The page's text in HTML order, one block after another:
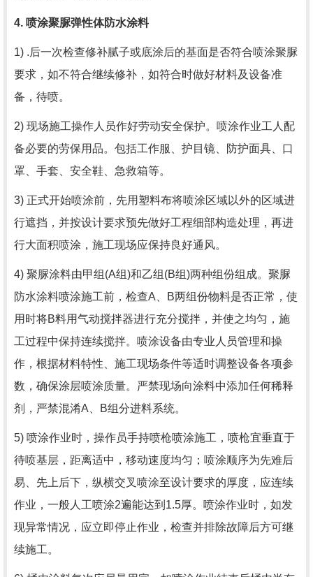
4. 喷涂聚脲弹性体防水涂料
1) .后一次检查修补腻子或底涂后的基面是否符合喷涂聚脲
要求，如不符合继续修补，如符合时做好材料及设备准
备，待喷。
2) 现场施工操作人员作好劳动安全保护。喷涂作业工人配
备必要的劳保用品。包括工作服、护目镜、防护面具、口
罩、手套、安全鞋、急救箱等。
3) 正式开始喷涂前，先用塑料布将喷涂区域以外的区域进
行遮挡，并按设计要求预先做好工程细部构造处理，再进
行大面积喷涂，施工现场应保持良好通风。
4) 聚脲涂料由甲组 (A组)和乙组 (B组)两种组份组成。聚脲
防水涂料喷涂施工前，检查A B两组份物料是否正常，使
用时将B料用气动搅拌器进行充分搅拌，并使之均匀，施
工过程中保持连续搅拌。喷涂设备由专业人员管理和操
作，根据材料特性、施工现场条件等适时调整设备各项参
数，确保涂层喷涂质量。严禁现场向涂料中添加任何稀释
剂，严禁混淆A B组分进料系统。
5) 喷涂作业时，操作员手持喷枪喷涂施工，喷枪宜垂直于
待喷基层，距离适中，移动速度均匀；喷涂顺序为先难后
易、先上后下，纵横交叉喷涂至设计要求的厚度，应连续
作业，一般人工喷涂2遍能达到 1.5厚。喷涂作业时，如发
现异常情况，应立即停止作业，检查并排除故障后方可继
续施工。